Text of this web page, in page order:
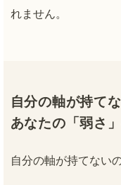
れません。
自分の軸が持て
あなたの「弱さ
自分の軸が持てないの